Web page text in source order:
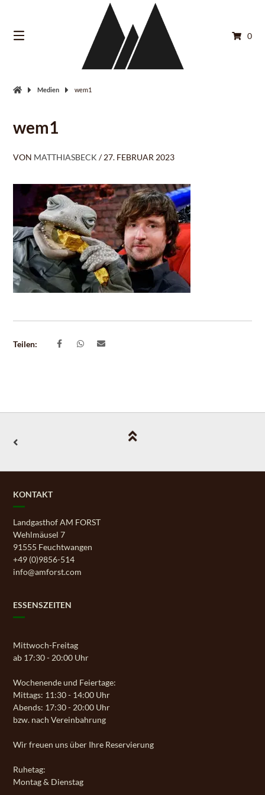
Inhalt
0
Medien wem1
wem1
VON MATTHIASBECK / 27. FEBRUAR 2023
Teilen:
KONTAKT
Landgasthof AM FORST
Wehlmäusel 7
91555 Feuchtwangen
+49 (0)9856-514
info@amforst.com
ESSENSZEITEN
Mittwoch-Freitag
ab 17:30 - 20:00 Uhr
Wochenende und Feiertage:
Mittags: 11:30 - 14:00 Uhr
Abends: 17:30 - 20:00 Uhr
bzw. nach Vereinbahrung
Wir freuen uns über Ihre Reservierung
Ruhetag:
Montag & Dienstag